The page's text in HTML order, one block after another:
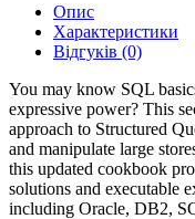
Опис
Характеристики
Відгуків (0)
You may know SQL
expressive power? This
approach to Structured
and manipulate large
this updated cookbook
solutions and executable
including Oracle, DB2,